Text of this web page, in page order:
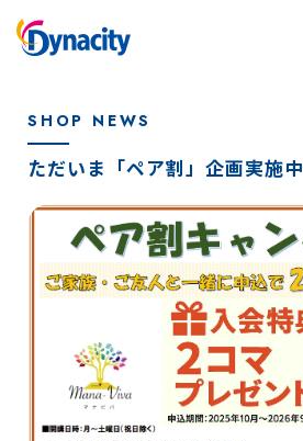
SHOP NEWS
ただいま「ペア割」企画実施中